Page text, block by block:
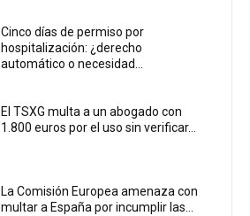
Cinco días de permiso por
hospitalización: ¿derecho
automático o necesidad...
El TSXG multa a un abogado con
1.800 euros por el uso sin verificar...
La Comisión Europea amenaza con
multar a España por incumplir las...